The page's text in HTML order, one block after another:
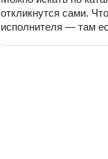
откликнутся сами.
исполнителя — там